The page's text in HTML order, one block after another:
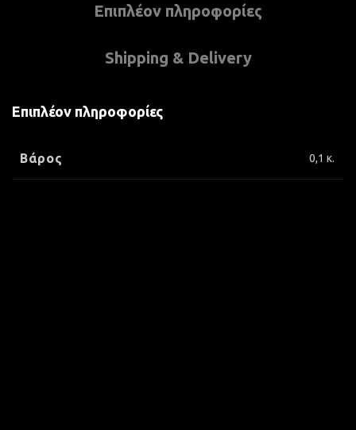
Επιπλέον πληροφορίες
Shipping & Delivery
Επιπλέον πληροφορίες
Βάρος 0,1 κ.